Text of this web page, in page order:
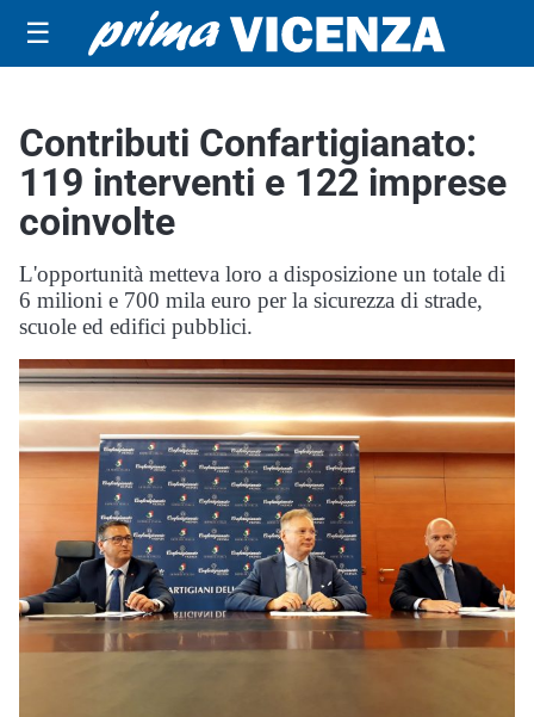
☰
Contributi Confartigianato:
119 interventi e 122 imprese
coinvolte
L'opportunità metteva loro a disposizione un totale di
6 milioni e 700 mila euro per la sicurezza di strade,
scuole ed edifici pubblici.